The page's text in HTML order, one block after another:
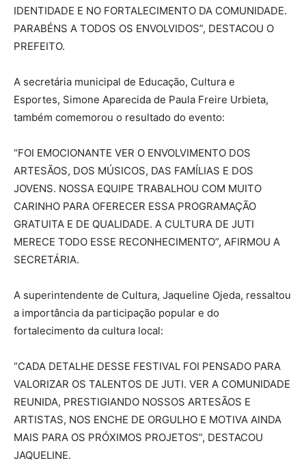
IDENTIDADE E NO FORTALECIMENTO DA COMUNIDADE.
PARABÉNS A TODOS OS ENVOLVIDOS”, DESTACOU O
PREFEITO.
A secretária municipal de Educação, Cultura e
Esportes, Simone Aparecida de Paula Freire Urbieta,
também comemorou o resultado do evento:
“FOI EMOCIONANTE VER O ENVOLVIMENTO DOS
ARTESÃOS, DOS MÚSICOS, DAS FAMÍLIAS E DOS
JOVENS. NOSSA EQUIPE TRABALHOU COM MUITO
CARINHO PARA OFERECER ESSA PROGRAMAÇÃO
GRATUITA E DE QUALIDADE. A CULTURA DE JUTI
MERECE TODO ESSE RECONHECIMENTO”, AFIRMOU A
SECRETÁRIA.
A superintendente de Cultura, Jaqueline Ojeda, ressaltou
a importância da participação popular e do
fortalecimento da cultura local:
“CADA DETALHE DESSE FESTIVAL FOI PENSADO PARA
VALORIZAR OS TALENTOS DE JUTI. VER A COMUNIDADE
REUNIDA, PRESTIGIANDO NOSSOS ARTESÃOS E
ARTISTAS, NOS ENCHE DE ORGULHO E MOTIVA AINDA
MAIS PARA OS PRÓXIMOS PROJETOS”, DESTACOU
JAQUELINE.